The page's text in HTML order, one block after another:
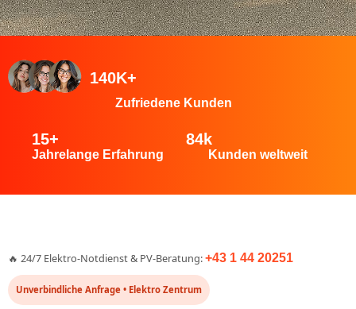
140K+
Zufriedene Kunden
Jahrelange Erfahrung
15+
Kunden weltweit
84k
🔥 24/7 Elektro-Notdienst & PV-Beratung:+43 1 44 20251
Unverbindliche Anfrage • Elektro Zentrum